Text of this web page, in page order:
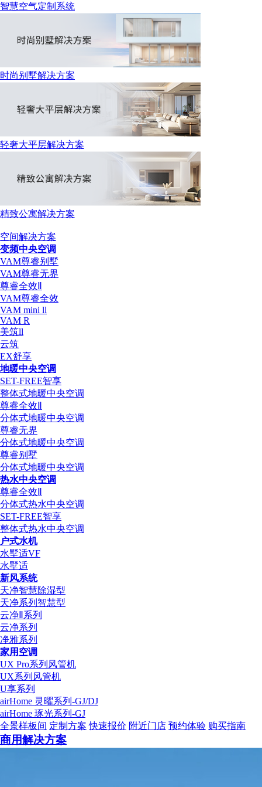
智慧空气定制系统
时尚别墅解决方案
轻奢大平层解决方案
精致公寓解决方案
空间解决方案
变频中央空调
VAM尊睿别墅
VAM尊睿无界
尊睿全效Ⅱ
VAM尊睿全效
VAM mini ll
VAM R
美筑ll
云筑
EX舒享
地暖中央空调
SET-FREE智享
整体式地暖中央空调
尊睿全效Ⅱ
分体式地暖中央空调
尊睿无界
分体式地暖中央空调
尊睿别墅
分体式地暖中央空调
热水中央空调
尊睿全效Ⅱ
分体式热水中央空调
SET-FREE智享
整体式热水中央空调
户式水机
水墅适VF
水墅适
新风系统
天净智慧除湿型
天净系列智慧型
云净Ⅱ系列
云净系列
净雅系列
家用空调
UX Pro系列风管机
UX系列风管机
U享系列
airHome 灵曜系列-GJ/DJ
airHome 琢光系列-GJ
全景样板间 定制方案 快速报价 附近门店 预约体验 购买指南
商用解决方案